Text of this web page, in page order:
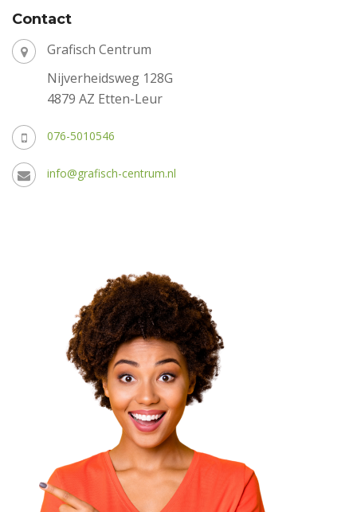
Contact
Grafisch Centrum
Nijverheidsweg 128G
4879 AZ Etten-Leur
076-5010546
info@grafisch-centrum.nl